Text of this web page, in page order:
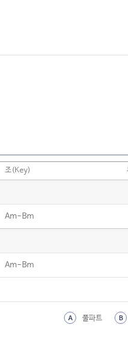
조(Key)
Am-Bm
Am-Bm
A 풀파트 B